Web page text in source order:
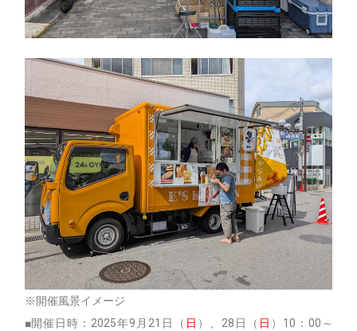
※開催風景イメージ
■開催日時：2025年9月21日（ 日 ）、28日（ 日 ）10：00～